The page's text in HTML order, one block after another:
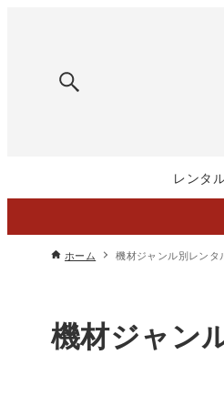
レンタ
ホーム 機材ジャンル別レンタ
機材ジャン